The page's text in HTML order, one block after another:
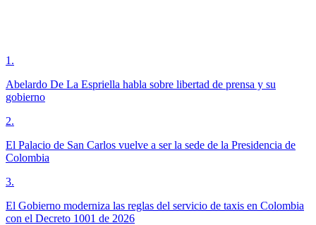
1 .
Abelardo De La Espriella habla sobre libertad de prensa y su
gobierno
2.
El Palacio de San Carlos vuelve a ser la sede de la Presidencia de
Colombia
3.
El Gobierno moderniza las reglas del servicio de taxis en Colombia
con el Decreto 1001 de 2026